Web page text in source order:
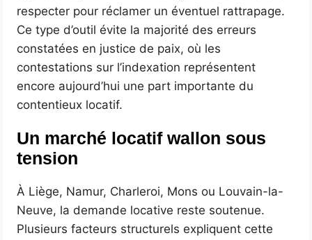
respecter pour réclamer un éventuel rattrapage.
Ce type d’outil évite la majorité des erreurs
constatées en justice de paix, où les
contestations sur l’indexation représentent
encore aujourd’hui une part importante du
contentieux locatif.
Un marché locatif wallon sous
tension
À Liège, Namur, Charleroi, Mons ou Louvain-la-
Neuve, la demande locative reste soutenue.
Plusieurs facteurs structurels expliquent cette